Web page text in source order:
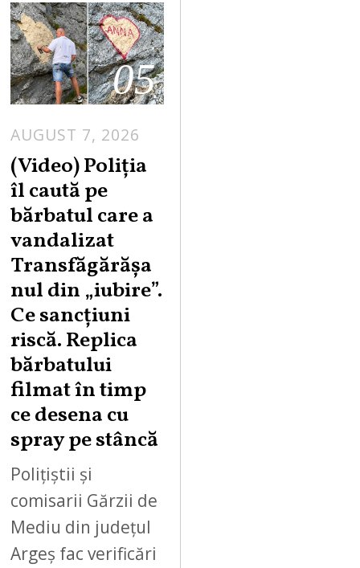
05
AUGUST 7, 2026
U
G
S
7
,
(Video) Poliția
îl caută pe
bărbatul care a
vandalizat
Transfăgărășa
nul din „iubire”.
Ce sancțiuni
riscă. Replica
bărbatului
filmat în timp
ce desena cu
spray pe stâncă
Polițiștii și
comisarii Gărzii de
Mediu din județul
Argeș fac verificări